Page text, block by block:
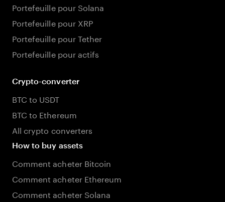
Portefeuille pour Solana
Portefeuille pour XRP
Portefeuille pour Tether
Portefeuille pour actifs
Crypto-converter
BTC to USDT
BTC to Ethereum
All crypto converters
How to buy assets
Comment acheter Bitcoin
Comment acheter Ethereum
Comment acheter Solana